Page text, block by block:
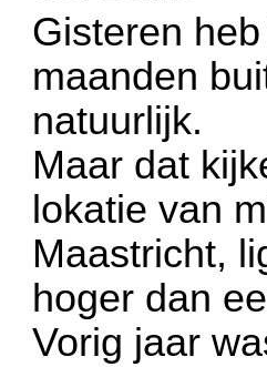
Gisteren
maanden
natuurlijk.
Maar dat
lokatie van
Maastricht,
hoger dan
Vorig jaar